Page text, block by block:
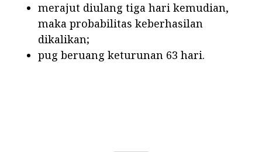
merajut diulang tiga hari kemudian,
maka probabilitas keberhasilan
dikalikan;
pug beruang keturunan 63 hari.